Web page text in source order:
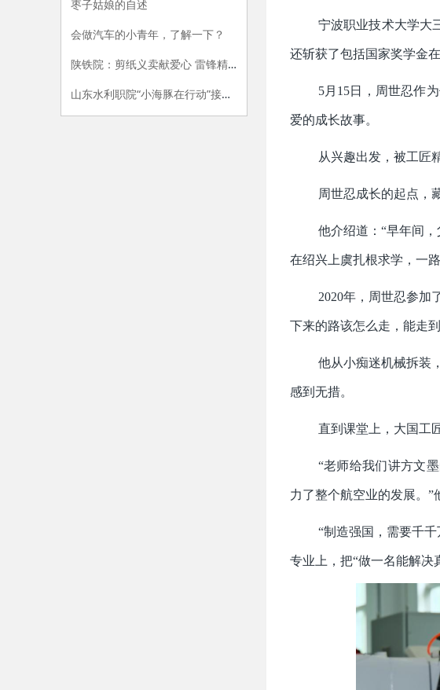
宁波职业技术大学大
还斩获了包括国家奖学金
5月15日，周世忍作
爱的成长故事。
从兴趣出发，被工匠
周世忍成长的起点，
他介绍道：“早年间
在绍兴上虞扎根求学，一
2020年，周世忍参加
下来的路该怎么走，能走
他从小痴迷机械拆装
感到无措。
直到课堂上，大国工
“老师给我们讲方文
力了整个航空业的发展。”
“制造强国，需要千
专业上，把“做一名能解决
枣子姑娘的自述
会做汽车的小青年，了解一下？
陕铁院：剪纸义卖献爱心 雷锋精神放光芒
山东水利职院“小海豚在行动”接力传递三周年